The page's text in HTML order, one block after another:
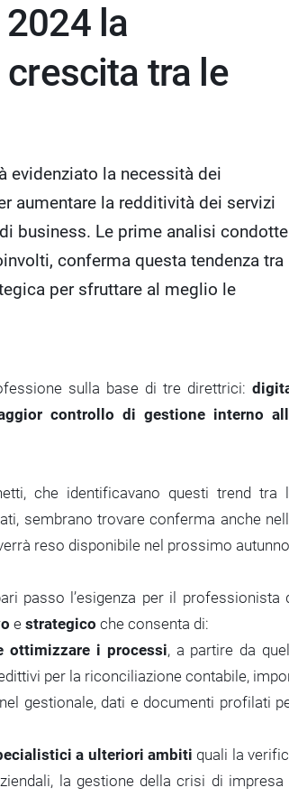
la
tra le
evidenziato la necessità dei
aumentare la redditività dei servizi
business. Le prime analisi condotte
conferma questa tendenza tra
per sfruttare al meglio le
sulla base di tre direttrici:
controllo di gestione interno
che identificavano questi trend tra
sembrano trovare conferma anche
reso disponibile nel prossimo
passo l’esigenza per il professionista
e strategico che consenta di:
ottimizzare i processi, a partire da
per la riconciliazione contabile,
gestionale, dati e documenti profilati
a ulteriori ambiti quali la
la gestione della crisi di impresa